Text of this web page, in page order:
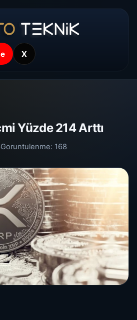
X
Yüzde 214 Arttı
Goruntulenme: 168